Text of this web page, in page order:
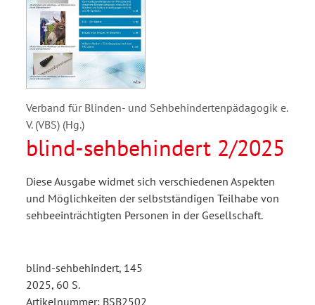
Verband für Blinden- und Sehbehindertenpädagogik e.
V. (VBS) (Hg.)
blind-sehbehindert 2/2025
Diese Ausgabe widmet sich verschiedenen Aspekten
und Möglichkeiten der selbstständigen Teilhabe von
sehbeeinträchtigten Personen in der Gesellschaft.
blind-sehbehindert, 145
2025, 60 S.
Artikelnummer: BSB2502